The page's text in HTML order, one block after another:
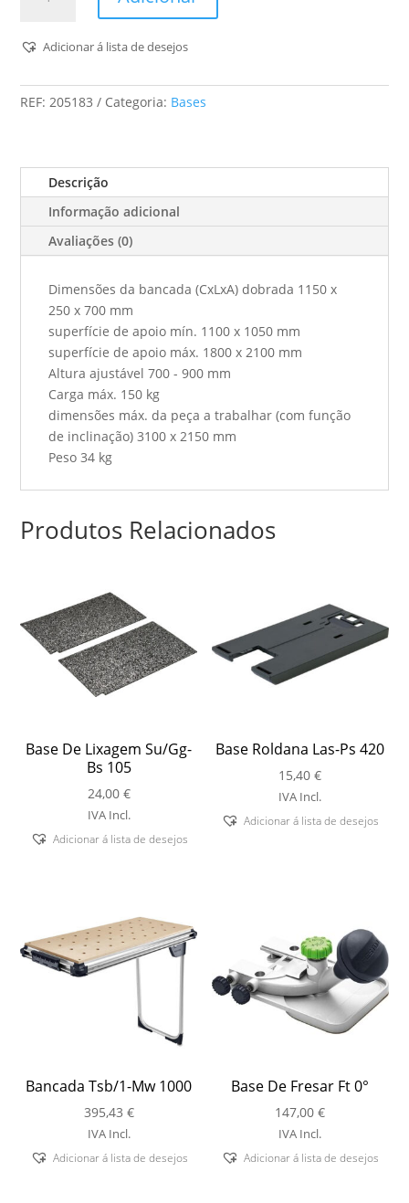
De
E
De
Stm
Adicionar á lista de desejos
REF: 205183 Categoria: Bases
Descrição
Informação adicional
Avaliações (0)
Dimensões da bancada (CxLxA) dobrada 1150 x
250 x 700 mm
superfície de apoio mín. 1100 x 1050 mm
superfície de apoio máx. 1800 x 2100 mm
Altura ajustável 700 - 900 mm
Carga máx. 150 kg
dimensões máx. da peça a trabalhar (com função
de inclinação) 3100 x 2150 mm
Peso 34 kg
Produtos Relacionados
Base De Lixagem Su/Gg-
Bs 105
24,00 €
IVA Incl.
Adicionar á lista de desejos
Base Roldana Las-Ps 420
15,40€
IVA Incl.
Adicionar á lista de desejos
Bancada Tsb/1-Mw 1000
395,43 €
IVA Incl.
Adicionar á lista de desejos
Base De Fresar Ft 0°
147,00€
IVA Incl.
Adicionar á lista de desejos